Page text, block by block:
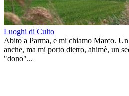
Luoghi di Culto
Abito a Parma, e mi chiamo Marco.
anche, ma mi porto dietro, ahimè, un
"dono"...